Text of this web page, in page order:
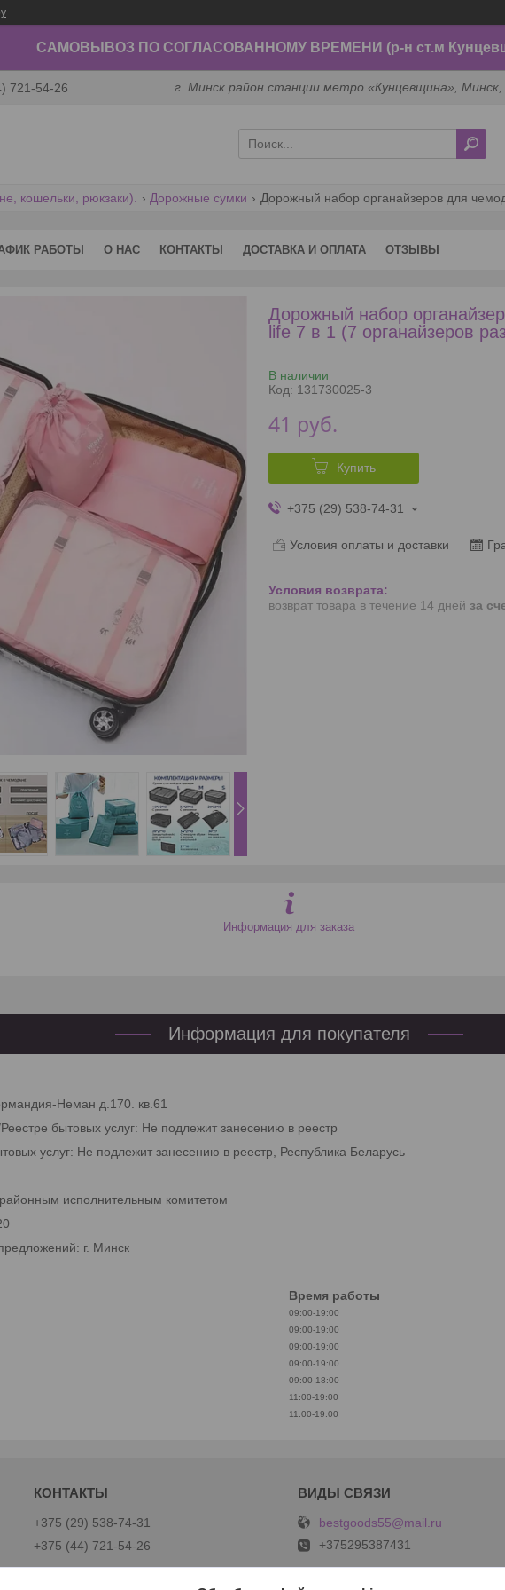
САМОВЫВОЗ ПО СОГЛАСОВАННОМУ ВРЕМЕНИ (р-н ст.м
721-54-26 г. Минск район станции метро «Кунцевщина», Минск,
кошельки, рюкзаки). Дорожные сумки
РАБОТЫ О НАС КОНТАКТЫ ДОСТАВКА И ОПЛАТА ОТЗЫВЫ
Дорожный набор
life 7 в 1 (7 органайзеров
В наличии
Код: 131730025-3
41 руб.
Купить
+375 (29) 538-74-31
Условия оплаты и доставки
возврат товара в течение 14 дней за
Информация для заказа
Информация для покупателя
Неман д.170. кв.61
бытовых услуг: Не подлежит занесению в реестр
услуг: Не подлежит занесению в реестр, Республика Беларусь
исполнительным комитетом
г. Минск
Время работы
09:00-19:00
09:00-19:00
09:00-19:00
09:00-19:00
09:00-18:00
11:00-19:00
11:00-19:00
+375 (29) 538-74-31
+375 (44) 721-54-26
bestgoods55@mail.ru
+375295387431